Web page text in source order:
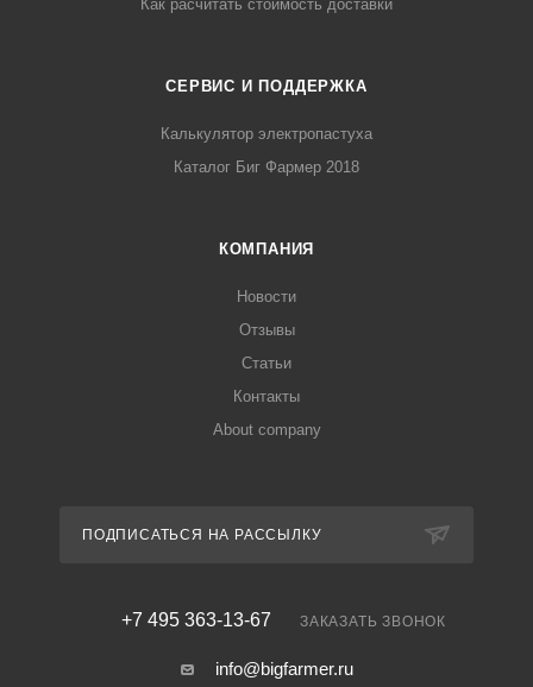
Как расчитать стоимость доставки
СЕРВИС И ПОДДЕРЖКА
Калькулятор электропастуха
Каталог Биг Фармер 2018
КОМПАНИЯ
Новости
Отзывы
Статьи
Контакты
About company
ПОДПИСАТЬСЯ НА РАССЫЛКУ
+7 495 363-13-67 ЗАКАЗАТЬ ЗВОНОК
info@bigfarmer.ru